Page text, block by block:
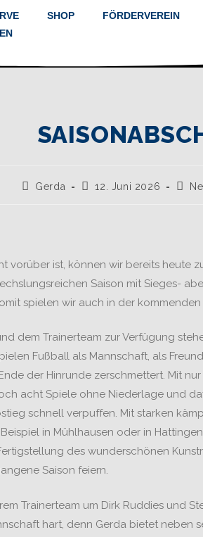
SHOP
FÖRDERVEREIN
Gerda 12. Juni 2026
vorüber ist, können wir bereits heute
Saison mit Sieges-
spielen wir auch in der
dem Trainerteam zur Verfügung
Fußball als Mannschaft, als
der Hinrunde zerschmettert. Mit
acht Spiele ohne Niederlage und
schnell verpuffen. Mit starken
in Mühlhausen oder in
des wunderschönen
Saison feiern.
Trainerteam um Dirk Ruddies und
hart, denn Gerda bietet